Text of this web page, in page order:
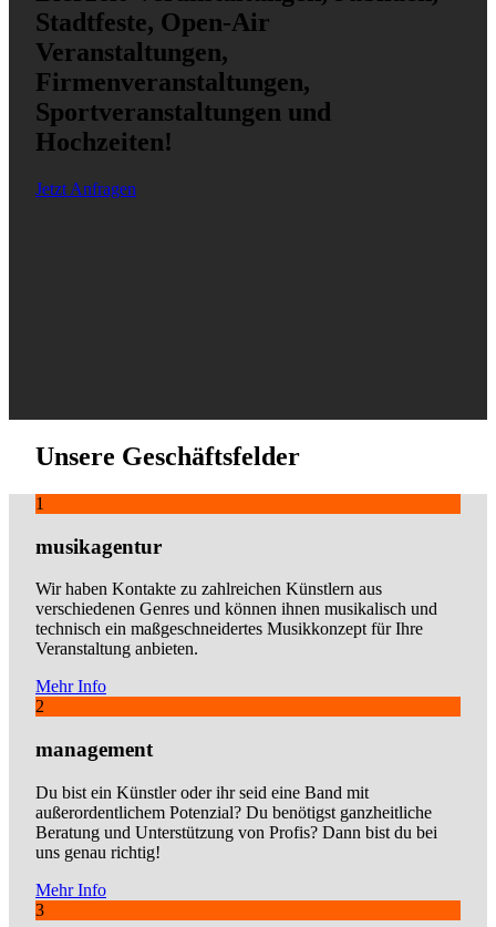
Stadtfeste, Open-Air
Veranstaltungen,
Firmenveranstaltungen,
Sportveranstaltungen und
Hochzeiten!
Jetzt Anfragen
Unsere Geschäftsfelder
1
musikagentur
Wir haben Kontakte zu zahlreichen Künstlern aus
verschiedenen Genres und können ihnen musikalisch und
technisch ein maßgeschneidertes Musikkonzept für Ihre
Veranstaltung anbieten.
Mehr Info
2
management
Du bist ein Künstler oder ihr seid eine Band mit
außerordentlichem Potenzial? Du benötigst ganzheitliche
Beratung und Unterstützung von Profis? Dann bist du bei
uns genau richtig!
Mehr Info
3